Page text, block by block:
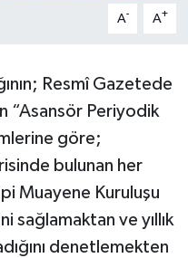
A- A+
Resmî Gazetede
“Asansör Periyodik
göre;
bulunan her
Muayene Kuruluşu
sağlamaktan ve yıllık
denetlemekten